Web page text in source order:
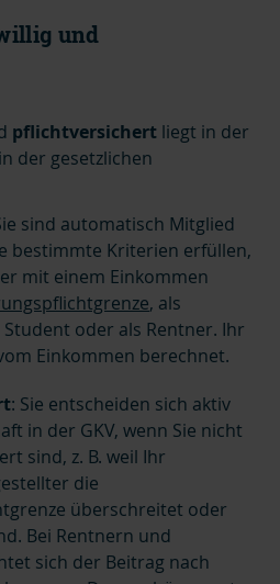
und
pflichtversichert liegt in der
der gesetzlichen
sind automatisch Mitglied
bestimmte Kriterien erfüllen,
mit einem Einkommen
, als
oder als Rentner. Ihr
Einkommen berechnet.
: Sie entscheiden sich aktiv
in der GKV, wenn Sie nicht
sind, z. B. weil Ihr
die
überschreitet oder
Bei Rentnern und
sich der Beitrag nach